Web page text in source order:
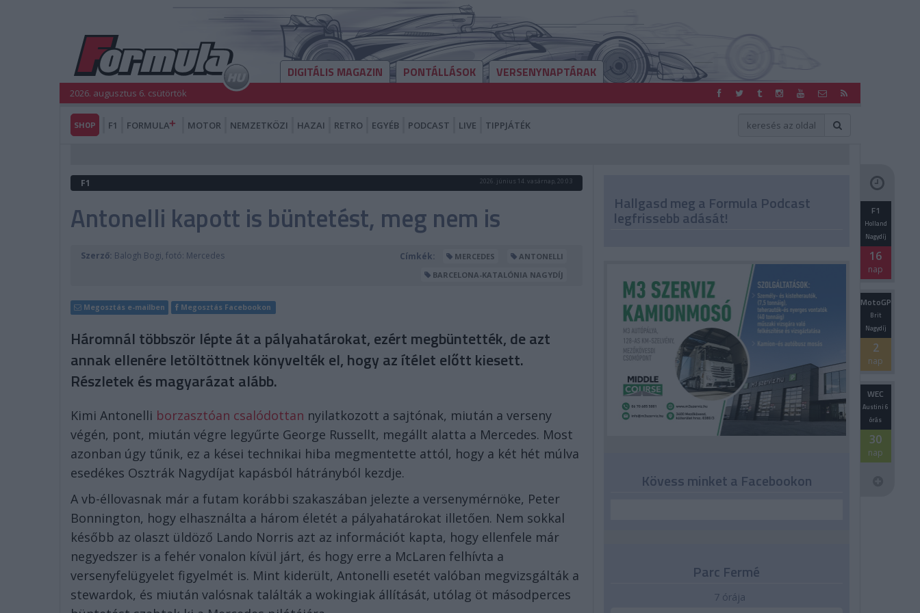
DIGITÁLIS MAGAZIN PONTÁLLÁSOK VERSENYNAPTÁRAK
2026. augusztus 6. csütörtök
SHOP F1 FORMULA MOTOR NEMZETKÖZI HAZAI RETRO EGYÉB PODCAST LIVE TIPPJÁTÉK
F1 2026. június 14. vasárnap, 20:03
Antonelli kapott is büntetést, meg nem is
Szerző: Balogh Bogi, fotó: Mercedes Címkék: MERCEDES
ANTONELLI
BARCELONA-KATALÓNIA NAGYDÍJ
Megosztás e-mailben Megosztás Facebookon
Háromnál többször lépte át a pályahatárokat, ezért megbüntették, de azt
annak ellenére letöltöttnek könyvelték el, hogy az ítélet előtt kiesett.
Részletek és magyarázat alább.
Kimi Antonelli borzasztóan csalódottan nyilatkozott a sajtónak, miután a verseny
végén, pont, miután végre legyűrte George Russellt, megállt alatta a Mercedes. Most
azonban úgy tűnik, ez a kései technikai hiba megmentette attól, hogy a két hét múlva
esedékes Osztrák Nagydíjat kapásból hátrányból kezdje.
A vb-éllovasnak már a futam korábbi szakaszában jelezte a versenymérnöke, Peter
Bonnington, hogy elhasználta a három életét a pályahatárokat illetően. Nem sokkal
később az olaszt üldöző Lando Norris azt az információt kapta, hogy ellenfele már
negyedszer is a fehér vonalon kívül járt, és hogy erre a McLaren felhívta a
versenyfelügyelet figyelmét is. Mint kiderült, Antonelli esetét valóban megvizsgálták a
stewardok, és miután valósnak találták a wokingiak állítását, utólag öt másodperces
Hallgasd meg a Formula Podcast
legfrissebb adását! F1
Holland
Nagydíj
16
nap
MotoGP
Brit
Nagydíj
2
nap
WEC
Austini 6
órás
30
nap
Kövess minket a Facebookon
Parc Fermé
7 órája